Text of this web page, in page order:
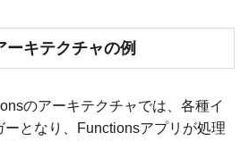
ーキテクチャの例
のアーキテクチャでは、各種イ
となり、Functionsアプリが処理